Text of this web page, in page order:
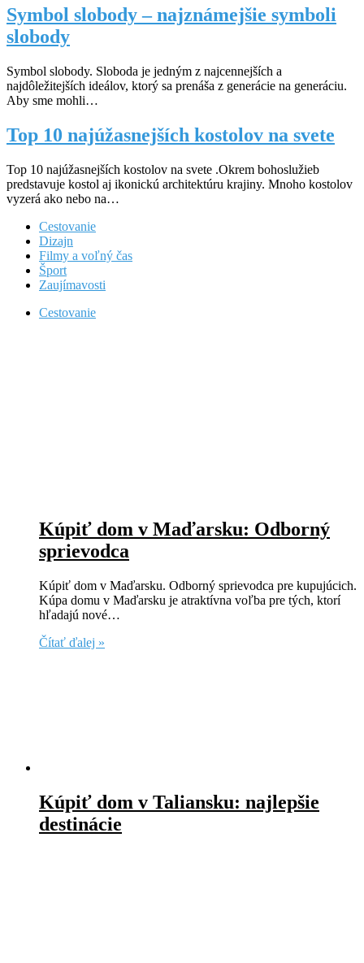
Symbol slobody – najznámejšie symboli
slobody
Symbol slobody. Sloboda je jedným z najcennejších a
najdôležitejších ideálov, ktorý sa prenáša z generácie na generáciu.
Aby sme mohli…
Top 10 najúžasnejších kostolov na svete
Top 10 najúžasnejších kostolov na svete .Okrem bohoslužieb
predstavuje kostol aj ikonickú architektúru krajiny. Mnoho kostolov
vyzerá ako nebo na…
Cestovanie
Dizajn
Filmy a voľný čas
Šport
Zaujímavosti
Cestovanie
Kúpiť dom v Maďarsku: Odborný
sprievodca
Kúpiť dom v Maďarsku. Odborný sprievodca pre kupujúcich.
Kúpa domu v Maďarsku je atraktívna voľba pre tých, ktorí
hľadajú nové…
Čítať ďalej »
Kúpiť dom v Taliansku: najlepšie
destinácie